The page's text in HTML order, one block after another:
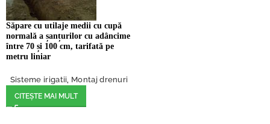
Săpare cu utilaje medii cu cupă
normală a șanțurilor cu adâncime
între 70 și 100 cm, tarifată pe
metru liniar
Sisteme irigatii Montaj drenuri
CITEȘTE MAI MULT